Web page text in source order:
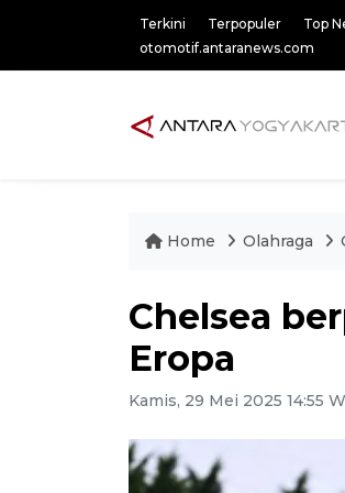
Terkini Terpopuler Top
otomotif.antaranews.com
Home Olahraga
Chelsea
Eropa
Kamis, 29 Mei 2025 14:55